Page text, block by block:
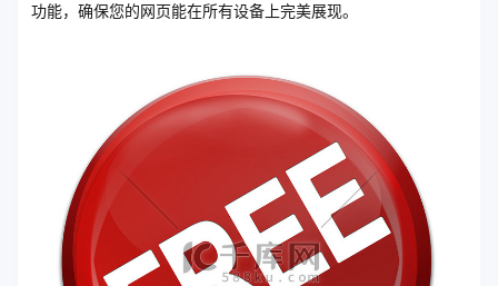
功能，确保您的网页能在所有设备上完美展现。